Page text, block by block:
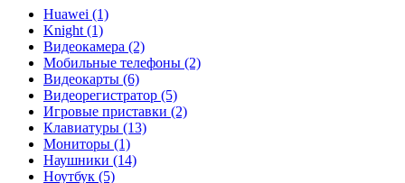
Huawei (1)
Knight (1)
Видеокамера (2)
Мобильные телефоны (2)
Видеокарты (6)
Видеорегистратор (5)
Игровые приставки (2)
Клавиатуры (13)
Мониторы (1)
Наушники (14)
Ноутбук (5)